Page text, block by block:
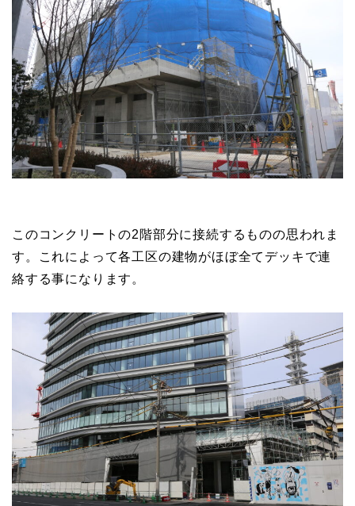
これは恐らく臨港線を跨いでGLION本社ビル前の歩行
者デッキと前述のKPMの2階部分を連結する歩道橋かと
思われます。
このコンクリートの2階部分に接続するものの思われま
す。これによって各工区の建物がほぼ全てデッキで連
絡する事になります。